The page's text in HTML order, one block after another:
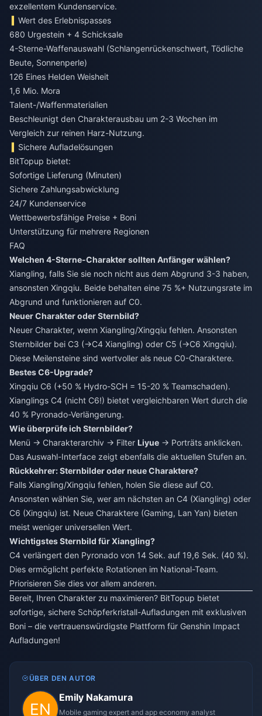
exzellentem Kundenservice.
Wert des Erlebnispasses
680 Urgestein + 4 Schicksale
4-Sterne-Waffenauswahl (Schlangenrückenschwert, Tödliche
Beute, Sonnenperle)
126 Eines Helden Weisheit
1,6 Mio. Mora
Talent-/Waffenmaterialien
Beschleunigt den Charakterausbau um 2-3 Wochen im
Vergleich zur reinen Harz-Nutzung.
Sichere Aufladelösungen
BitTopup bietet:
Sofortige Lieferung (Minuten)
Sichere Zahlungsabwicklung
24/7 Kundenservice
Wettbewerbsfähige Preise + Boni
Unterstützung für mehrere Regionen
FAQ
Welchen 4-Sterne-Charakter sollten Anfänger wählen?
Xiangling, falls Sie sie noch nicht aus dem Abgrund 3-3 haben,
ansonsten Xingqiu. Beide behalten eine 75 %+ Nutzungsrate im
Abgrund und funktionieren auf C0.
Neuer Charakter oder Sternbild?
Neuer Charakter, wenn Xiangling/Xingqiu fehlen. Ansonsten
Sternbilder bei C3 (→C4 Xiangling) oder C5 (→C6 Xingqiu).
Diese Meilensteine sind wertvoller als neue C0-Charaktere.
Bestes C6-Upgrade?
Xingqiu C6 (+50 % Hydro-SCH = 15-20 % Teamschaden).
Xianglings C4 (nicht C6!) bietet vergleichbaren Wert durch die
40 % Pyronado-Verlängerung.
Wie überprüfe ich Sternbilder?
Menü → Charakterarchiv → Filter Liyue → Porträts anklicken.
Das Auswahl-Interface zeigt ebenfalls die aktuellen Stufen an.
Rückkehrer: Sternbilder oder neue Charaktere?
Falls Xiangling/Xingqiu fehlen, holen Sie diese auf C0.
Ansonsten wählen Sie, wer am nächsten an C4 (Xiangling) oder
C6 (Xingqiu) ist. Neue Charaktere (Gaming, Lan Yan) bieten
meist weniger universellen Wert.
Wichtigstes Sternbild für Xiangling?
C4 verlängert den Pyronado von 14 Sek. auf 19,6 Sek. (40 %).
Dies ermöglicht perfekte Rotationen im National-Team.
Priorisieren Sie dies vor allem anderen.
Bereit, Ihren Charakter zu maximieren? BitTopup bietet
sofortige, sichere Schöpferkristall-Aufladungen mit exklusiven
Boni – die vertrauenswürdigste Plattform für Genshin Impact
Aufladungen!
ÜBER DEN AUTOR
Emily Nakamura
Mobile gaming expert and app economy analyst